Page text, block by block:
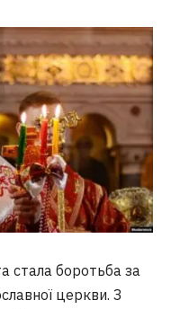
стала боротьба за
церкви. З